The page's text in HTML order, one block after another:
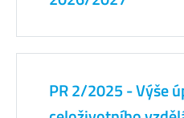
PR 2/2025 - Výše